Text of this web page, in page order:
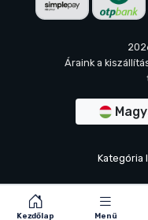
Kezdőlap Menü
Áraink a
Kategória